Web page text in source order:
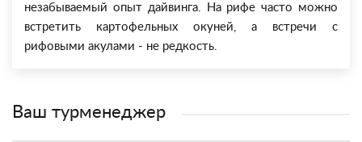
незабываемый опыт дайвинга. На рифе часто можно
встретить картофельных окуней, а встречи с
рифовыми акулами - не редкость.
Ваш турменеджер